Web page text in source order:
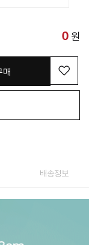
0 원
매
배송정보